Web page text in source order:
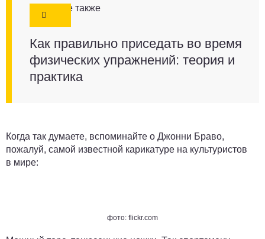
Смотрите также
Как правильно приседать во время
физических упражнений: теория и
практика
Когда так думаете, вспоминайте о Джонни Браво,
пожалуй, самой известной карикатуре на культуристов
в мире:
фото: flickr.com